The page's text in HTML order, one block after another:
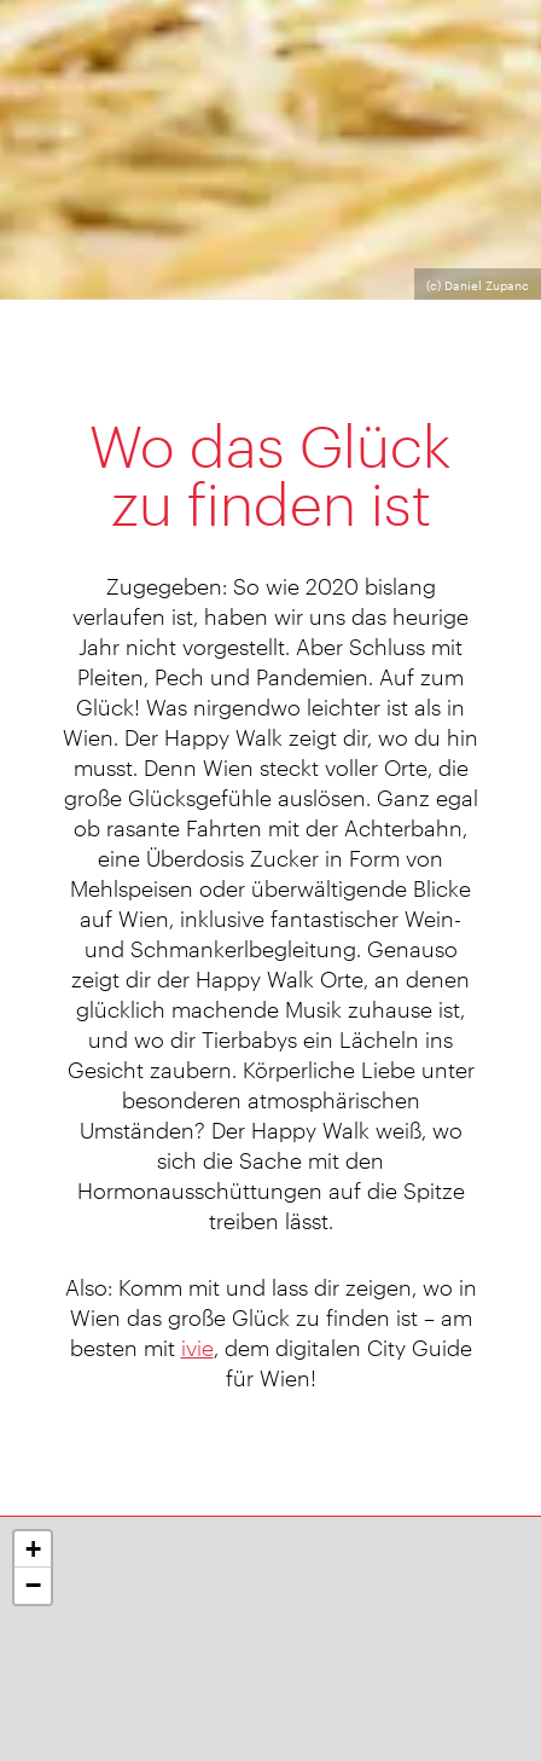
(c) Daniel Zupanc
Wo das Glück
zu finden ist
Zugegeben: So wie 2020 bislang
verlaufen ist, haben wir uns das heurige
Jahr nicht vorgestellt. Aber Schluss mit
Pleiten, Pech und Pandemien. Auf zum
Glück! Was nirgendwo leichter ist als in
Wien. Der Happy Walk zeigt dir, wo du hin
musst. Denn Wien steckt voller Orte, die
große Glücksgefühle auslösen. Ganz egal
ob rasante Fahrten mit der Achterbahn,
eine Überdosis Zucker in Form von
Mehlspeisen oder überwältigende Blicke
auf Wien, inklusive fantastischer Wein-
und Schmankerlbegleitung. Genauso
zeigt dir der Happy Walk Orte, an denen
glücklich machende Musik zuhause ist,
und wo dir Tierbabys ein Lächeln ins
Gesicht zaubern. Körperliche Liebe unter
besonderen atmosphärischen
Umständen? Der Happy Walk weiß, wo
sich die Sache mit den
Hormonausschüttungen auf die Spitze
treiben lässt.
Also: Komm mit und lass dir zeigen, wo in
Wien das große Glück zu finden ist – am
besten mit ivie, dem digitalen City Guide
für Wien!
+
−